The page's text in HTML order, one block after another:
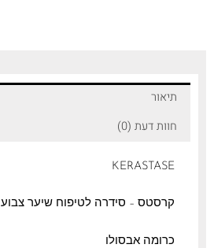
תיאור
חוות דעת (0)
KERASTASE
קרסטס – סידרה לטיפוח שיער צבוע
כרומה אבסולו